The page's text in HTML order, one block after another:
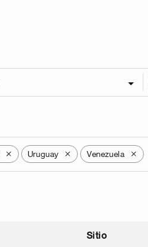
X Uruguay X Venezuela X
Sitio